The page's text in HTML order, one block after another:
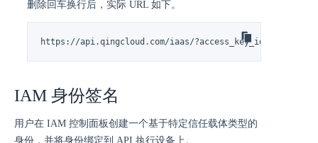
删除回车换行后，实际 URL 如下。
https://api.qingcloud.com/iaas/
IAM 身份签名
用户在 IAM 控制面板创建一个基于特定信任载体类型的
身份，并将身份绑定到 API 执行设备上。